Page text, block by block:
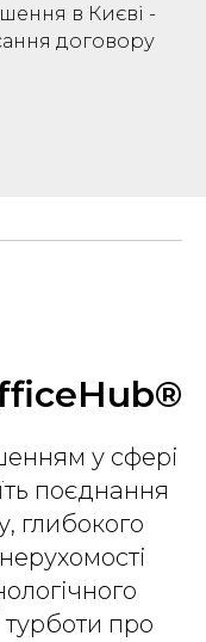
в Києві -
договору
у сфері
поєднання
глибокого
турботи про